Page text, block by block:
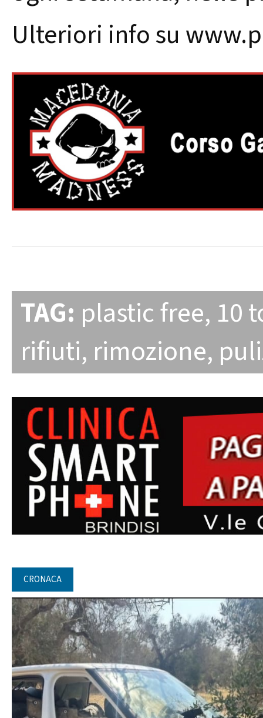
Ulteriori info su
TAG: plastic free, 10
rifiuti, rimozione,
CRONACA